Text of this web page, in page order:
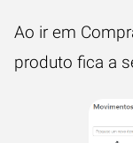
Ao ir em
produto fica a